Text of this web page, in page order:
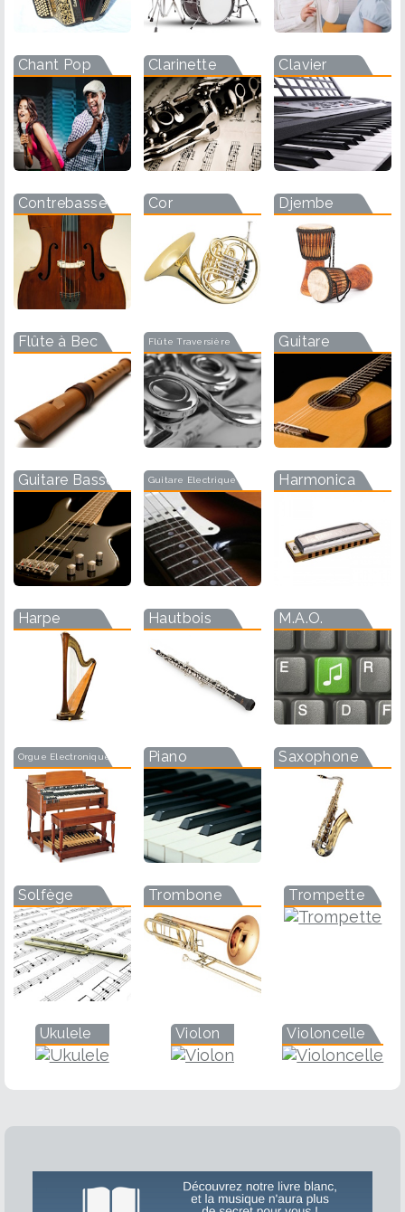
Chant Pop Clarinette Clavier
Contrebasse Cor Djembe
Flûte à Bec Flûte Traversière Guitare
Guitare Basse Guitare Electrique Harmonica
Harpe Hautbois M.A.O.
Orgue Electronique Piano Saxophone
Solfège Trombone Trompette
Ukulele Violon Violoncelle